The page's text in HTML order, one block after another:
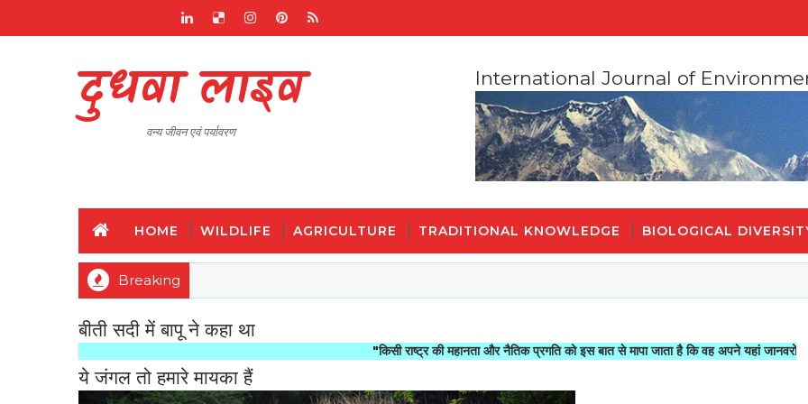
दुधवा लाइव
वन्य जीवन एवं पर्यावरण
International Journal of
HOME WILDLIFE AGRICULTURE TRADITIONAL KNOWLEDGE BIOLOGICAL
Breaking
बीती सदी में बापू ने कहा था
"किसी राष्ट्र की महानता और नैतिक प्रगति को इस बात से मापा जाता है कि वह अपने यहां जानवरों से किस तरह
ये जंगल तो हमारे मायका हैं